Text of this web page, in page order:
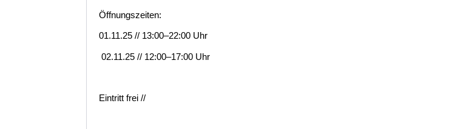
Öffnungszeiten:
01.11.25 // 13:00–22:00 Uhr
02.11.25 // 12:00–17:00 Uhr
Eintritt frei //